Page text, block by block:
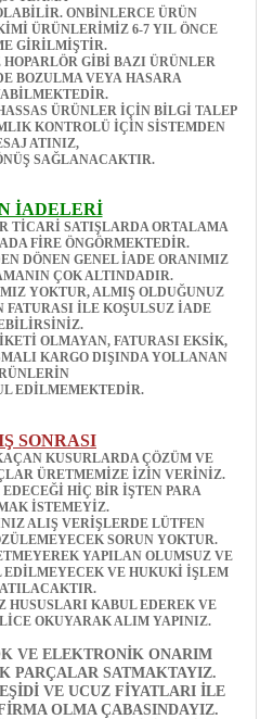
ONBİNLERCE ÜRÜN
ÜRÜNLERİMİZ 6-7 YIL ÖNCE
GİRİLMİŞTİR.
GİBİ BAZI ÜRÜNLER
BOZULMA VEYA HASARA
ÜRÜNLER İÇİN BİLGİ TALEP
KONTROLÜ İÇİN SİSTEMDEN
ATINIZ,
SAĞLANACAKTIR.
İADELERİ
TİCARİ SATIŞLARDA ORTALAMA
FİRE ÖNGÖRMEKTEDİR.
DÖNEN GENEL İADE ORANIMIZ
ÇOK ALTINDADIR.
YOKTUR, ALMIŞ OLDUĞUNUZ
FATURASI İLE KOŞULSUZ İADE
OLMAYAN, FATURASI EKSİK,
KARGO DIŞINDA YOLLANAN
EDİLMEMEKTEDİR.
SONRASI
KUSURLARDA ÇÖZÜM VE
ÜRETMEMİZE İZİN VERİNİZ.
HİÇ BİR İŞTEN PARA
İSTEMEYİZ.
ALIŞ VERİŞLERDE LÜTFEN
SORUN YOKTUR.
YAPILAN OLUMSUZ VE
EDİLMEYECEK VE HUKUKİ İŞLEM
KABUL EDEREK VE
OKUYARAK ALIM YAPINIZ.
VE ELEKTRONİK ONARIM
PARÇALAR SATMAKTAYIZ.
VE UCUZ FİYATLARI İLE
OLMA ÇABASINDAYIZ.